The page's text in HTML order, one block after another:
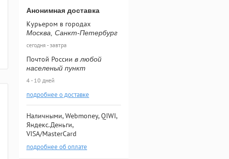
Анонимная доставка
Курьером в городах
Москва, Санкт-Петербург
сегодня - завтра
Почтой России в любой
населеный пункт
4 - 10 дней
подробнее о доставке
Наличными, Webmoney, QIWI,
Яндекс.Деньги,
VISA/MasterCard
подробнее об оплате